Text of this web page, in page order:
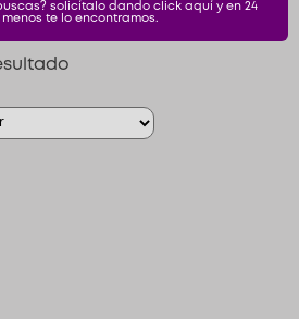
Botilito Bidón Kom
Bicicletas
solicítalo dando click aquí y en 24
menos te lo encontramos.